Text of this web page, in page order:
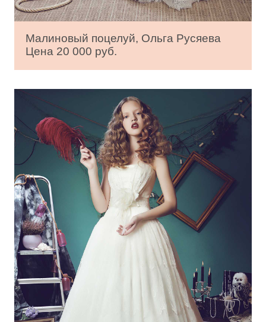
Малиновый поцелуй, Ольга Русяева
Цена 20 000 руб.